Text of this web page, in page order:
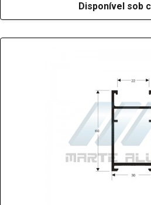
Disponível sob